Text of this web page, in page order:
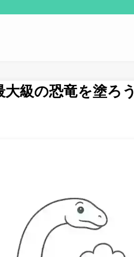
級の恐竜を塗ろう